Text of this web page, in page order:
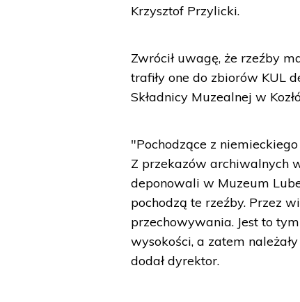
Krzysztof Przylicki.
Zwrócił uwagę, że rzeźby
trafiły one do zbiorów KUL
Składnicy Muzealnej w
"Pochodzące z
Z przekazów archiwalnych
deponowali w Muzeum
pochodzą te rzeźby. Przez
przechowywania. Jest to
wysokości, a zatem
dodał dyrektor.